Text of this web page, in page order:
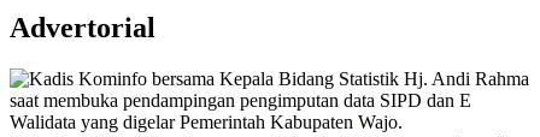
Advertorial